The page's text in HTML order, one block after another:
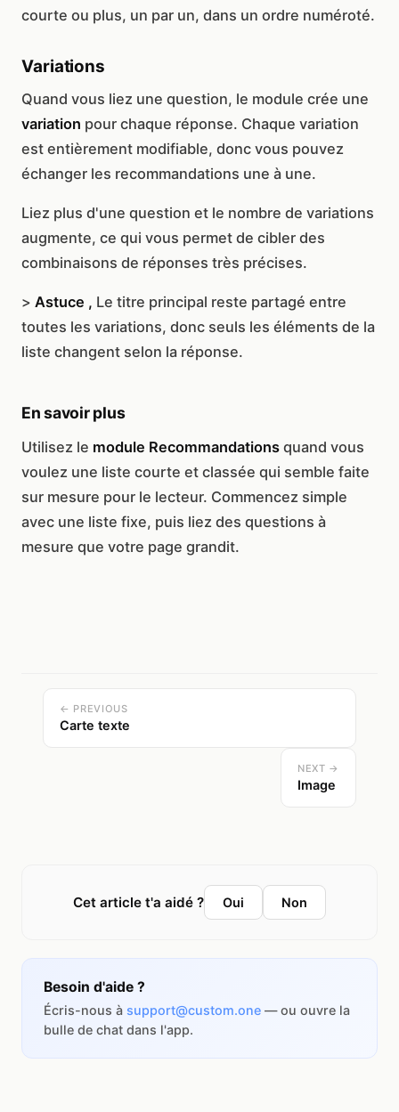
courte ou plus, un par un, dans un ordre numéroté.
Variations
Quand vous liez une question, le module crée une
variation pour chaque réponse. Chaque variation
est entièrement modifiable, donc vous pouvez
échanger les recommandations une à une.
Liez plus d'une question et le nombre de variations
augmente, ce qui vous permet de cibler des
combinaisons de réponses très précises.
> Astuce , Le titre principal reste partagé entre
toutes les variations, donc seuls les éléments de la
liste changent selon la réponse.
En savoir plus
Utilisez le module Recommandations quand vous
voulez une liste courte et classée qui semble faite
sur mesure pour le lecteur. Commencez simple
avec une liste fixe, puis liez des questions à
mesure que votre page grandit.
← PREVIOUS
Carte texte
NEXT →
Image
Cet article t'a aidé ? Oui Non
Besoin d'aide ?
Écris-nous à support@custom.one — ou ouvre la
bulle de chat dans l'app.